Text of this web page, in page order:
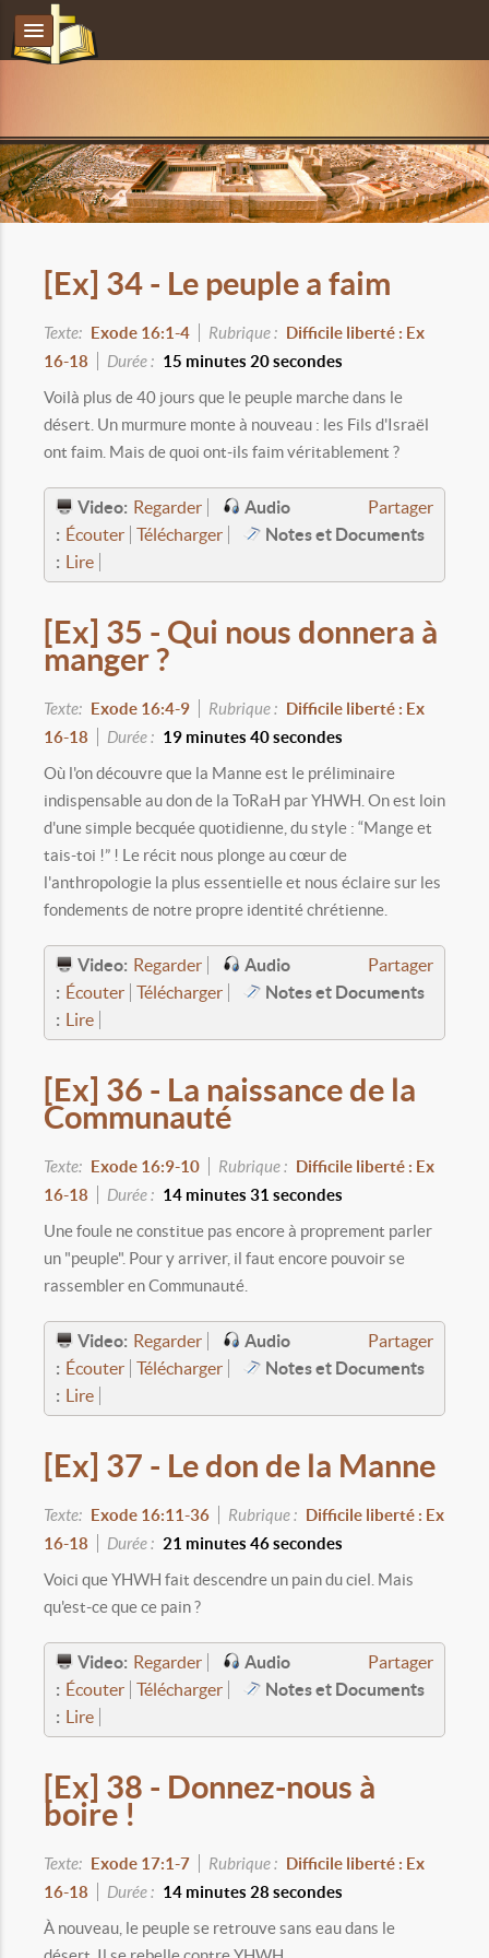
[Ex] 34 - Le peuple a faim
Texte: Exode 16:1-4 Rubrique : Difficile liberté : Ex
16-18
Durée : 15 minutes 20 secondes
Voilà plus de 40 jours que le peuple marche dans le
désert. Un murmure monte à nouveau : les Fils d'Israël
ont faim. Mais de quoi ont-ils faim véritablement ?
Partager
Video: Regarder
Audio
: Écouter Télécharger
Notes et Documents
:
Lire
[Ex] 35 - Qui nous donnera à
manger ?
Texte: Exode 16:4-9 Rubrique : Difficile liberté : Ex
16-18
Durée : 19 minutes 40 secondes
Où l'on découvre que la Manne est le préliminaire
indispensable au don de la ToRaH par YHWH. On est loin
d'une simple becquée quotidienne, du style : “Mange et
tais-toi !” ! Le récit nous plonge au cœur de
l'anthropologie la plus essentielle et nous éclaire sur les
fondements de notre propre identité chrétienne.
Partager
Video: Regarder
Audio
: Écouter Télécharger
Notes et Documents
:
Lire
[Ex] 36 - La naissance de la
Communauté
Texte: Exode 16:9-10 Rubrique : Difficile liberté : Ex
16-18
Durée : 14 minutes 31 secondes
Une foule ne constitue pas encore à proprement parler
un "peuple". Pour y arriver, il faut encore pouvoir se
rassembler en Communauté.
Partager
Video: Regarder
Audio
: Écouter Télécharger
Notes et Documents
:
Lire
[Ex] 37 - Le don de la Manne
Texte: Exode 16:11-36 Rubrique : Difficile liberté : Ex
16-18
Durée : 21 minutes 46 secondes
Voici que YHWH fait descendre un pain du ciel. Mais
qu'est-ce que ce pain ?
Partager
Video: Regarder
Audio
: Écouter Télécharger
Notes et Documents
:
Lire
[Ex] 38 - Donnez-nous à
boire !
Texte: Exode 17:1-7 Rubrique : Difficile liberté : Ex
16-18
Durée : 14 minutes 28 secondes
À nouveau, le peuple se retrouve sans eau dans le